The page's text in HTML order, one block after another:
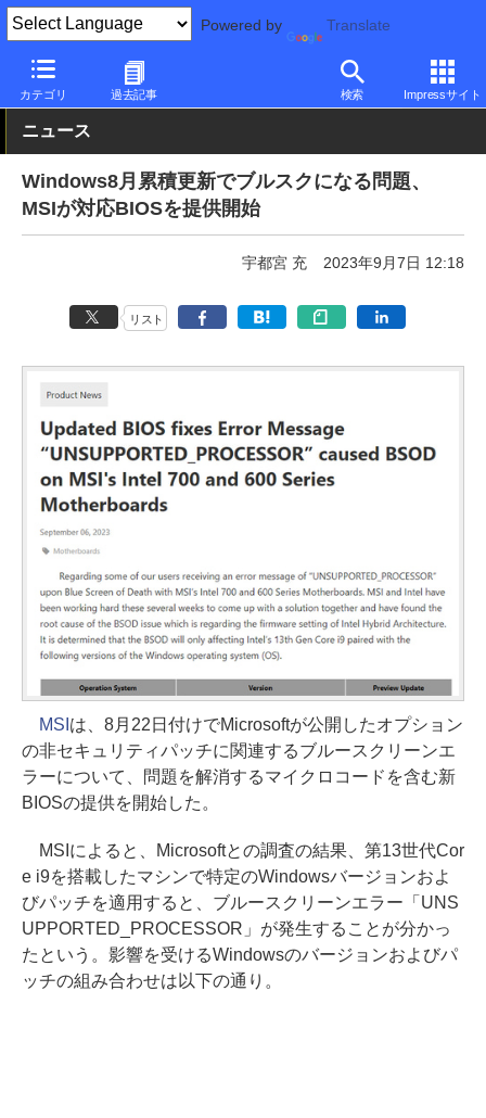
Powered by Translate
カテゴリ 過去記事 検索 Impressサイト
PC Watch ソフトウェア/アプリ 不具合
ニュース
Windows8月累積更新でブルスクになる問題、
MSIが対応BIOSを提供開始
宇都宮 充 2023年9月7日 12:18
リスト
MSI は、8月22日付けでMicrosoftが公開したオプション
の非セキュリティパッチに関連するブルースクリーンエ
ラーについて、問題を解消するマイクロコードを含む新
BIOSの提供を開始した。
MSIによると、Microsoftとの調査の結果、第13世代Cor
e i9を搭載したマシンで特定のWindowsバージョンおよ
びパッチを適用すると、ブルースクリーンエラー「UNS
UPPORTED_PROCESSOR」が発生することが分かっ
たという。影響を受けるWindowsのバージョンおよびパ
ッチの組み合わせは以下の通り。